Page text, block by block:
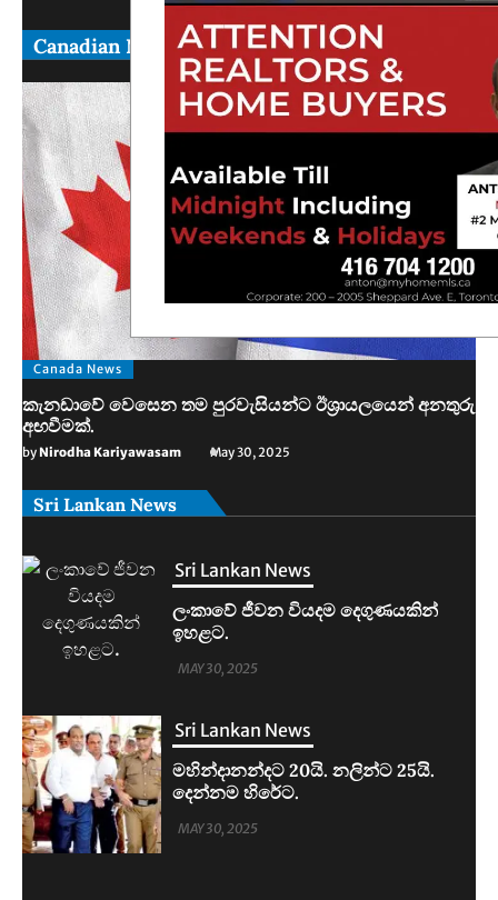
Canadian News
Canada News
කැනඩාවේ වෙසෙන තම පුරවැසියන්ට ඊශ්‍රායලයෙන් අනතුරු
අඟවීමක්.
byNirodha Kariyawasam May 30, 2025
Sri Lankan News
Sri Lankan News
මහින්දානන්දට 20යි. නලින්ට 25යි.
දෙන්නම හිරේට.
MAY 30, 2025
Sri Lankan News
ආරුගම්බේට බිකිණි තහනමක්.
MAY 30, 2025